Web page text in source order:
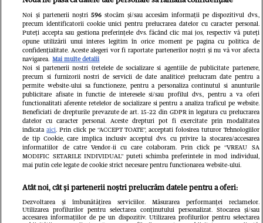
ROMÂNIA TV
Detaliul surpriză care a apărut în
pozele cu Andra Măruţă după
escapada de la Milano. Sute de
comentarii pe Facebook!
Noi și partenerii noștri 596stocăm și/sau accesăm informații pe dispozitivul dvs.,
precum identificatorii cookie unici pentru prelucrarea datelor cu caracter personal.
Puteți accepta sau gestiona preferințele dvs. făcând clic mai jos, respectiv vă puteți
opune utilizării unui interes legitim în orice moment pe pagina cu politica de
confidențialitate. Aceste alegeri vor fi raportate partenerilor noștri și nu vă vor afecta
navigarea. Mai multe detalii
Noi si partenerii nostri (retelele de socializare si agentiile de publicitate partenere,
precum si furnizorii nostri de servicii de date analitice) prelucram date pentru a
permite website-ului sa functioneze, pentru a personaliza continutul si anunturile
publicitare afisate in functie de interesele si/sau profilul dvs., pentru a va oferi
functionalitati aferente retelelor de socializare si pentru a analiza traficul pe website.
Beneficiati de drepturile prevazute de art. 15-22 din GDPR in legatura cu prelucrarea
datelor cu caracter personal. Aceste drepturi pot fi exercitate prin modalitatea
indicataaici. Prin click pe “ACCEPT TOATE”, acceptati folosirea tuturor Tehnologiilor
de tip Cookie, care implica inclusiv acceptul dvs. cu privire la stocarea/accesarea
informatiilor de catre Vendor-ii cu care colaboram. Prin click pe “VREAU SA
MODIFIC SETARILE INDIVIDUAL” puteti schimba preferintele in mod individual,
mai putin cele legate de cookie strict necesare pentru functionarea website-ului.
Atât noi, cât și partenerii noștri prelucrăm datele pentru a oferi:
Dezvoltarea și îmbunătățirea serviciilor. Măsurarea performanței reclamelor.
Utilizarea profilurilor pentru selectarea conținutului personalizat. Stocarea și/sau
accesarea informațiilor de pe un dispozitiv. Utilizarea profilurilor pentru selectarea